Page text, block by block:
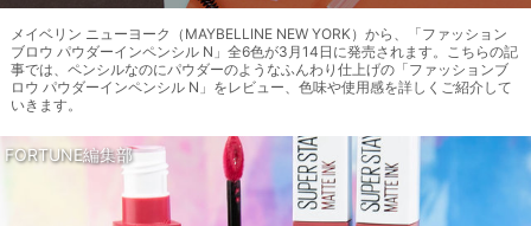
メイベリン ニューヨーク（MAYBELLINE NEW YORK）から、「ファッション
ブロウ パウダーインペンシル N」全6色が3月14日に発売されます。こちらの記
事では、ペンシルなのにパウダーのようなふんわり仕上げの「ファッションブ
ロウ パウダーインペンシル N」をレビュー、色味や使用感を詳しくご紹介して
いきます。
FORTUNE編集部